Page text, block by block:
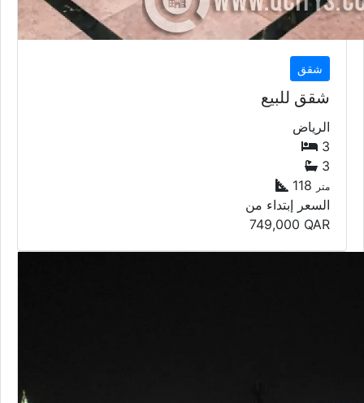
شقق
شقق للبيع
الرياض
3
3
118 متر
السعر إبتداء من
749,000 QAR